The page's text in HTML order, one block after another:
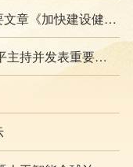
《求是》杂志发表习近平总书记重要文章《加快建设健康中国》
中共中央召开党外人士座谈会 习近平主持并发表重要讲话